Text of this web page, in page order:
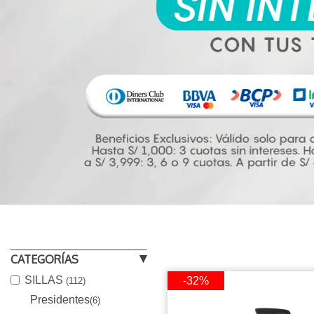
CATEGORÍAS
SILLAS (112)
Presidentes(6)
-32%